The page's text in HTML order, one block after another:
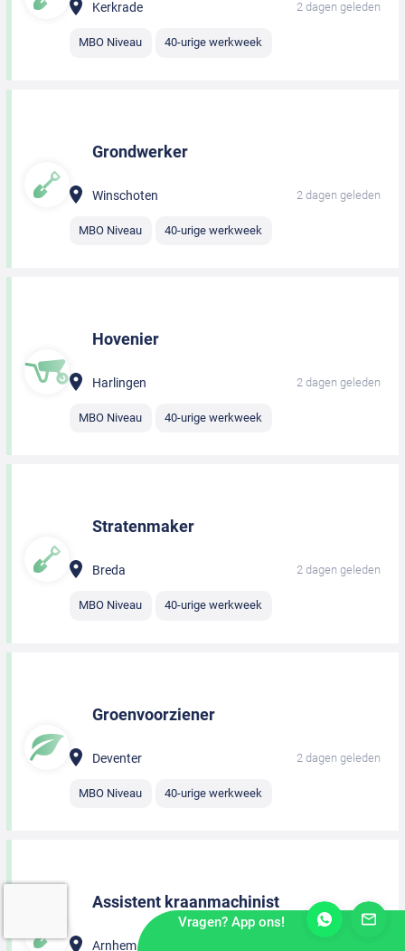
Kerkrade 2 dagen geleden
MBO Niveau 40-urige werkweek
Grondwerker
Winschoten 2 dagen geleden
MBO Niveau 40-urige werkweek
Hovenier
Harlingen 2 dagen geleden
MBO Niveau 40-urige werkweek
Stratenmaker
Breda 2 dagen geleden
MBO Niveau 40-urige werkweek
Groenvoorziener
Deventer 2 dagen geleden
MBO Niveau 40-urige werkweek
Assistent kraanmachinist
Arnhem
Vragen? App ons!